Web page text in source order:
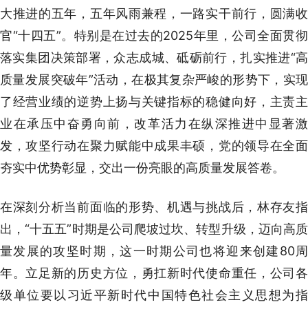
大推进的五年，五年风雨兼程，一路实干前行，圆满收
官“十四五”。特别是在过去的2025年里，公司全面贯彻
落实集团决策部署，众志成城、砥砺前行，扎实推进“高
质量发展突破年”活动，在极其复杂严峻的形势下，实现
了经营业绩的逆势上扬与关键指标的稳健向好，主责主
业在承压中奋勇向前，改革活力在纵深推进中显著激
发，攻坚行动在聚力赋能中成果丰硕，党的领导在全面
夯实中优势彰显，交出一份亮眼的高质量发展答卷。
在深刻分析当前面临的形势、机遇与挑战后，林存友指
出，“十五五”时期是公司爬坡过坎、转型升级，迈向高质
量发展的攻坚时期，这一时期公司也将迎来创建80周
年。立足新的历史方位，勇扛新时代使命重任，公司各
级单位要以习近平新时代中国特色社会主义思想为指